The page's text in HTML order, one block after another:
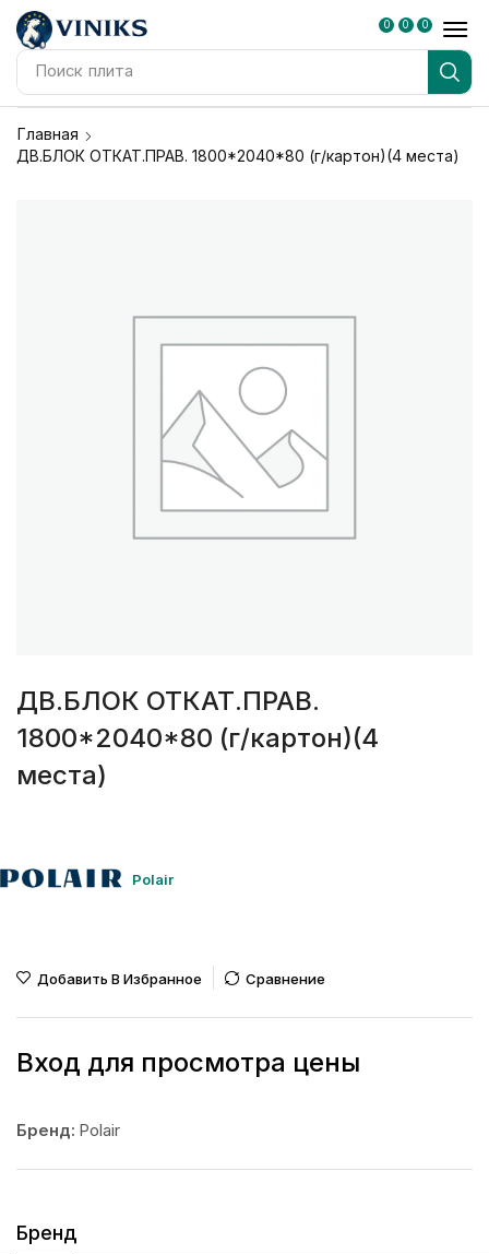
Поиск плита
0 0 0
Главная
ДВ.БЛОК ОТКАТ.ПРАВ. 1800*2040*80 (г/картон)(4 места)
ДВ.БЛОК ОТКАТ.ПРАВ.
1800*2040*80 (г/картон)(4
места)
Polair
Добавить В Избранное Сравнение
Вход для просмотра цены
Бренд: Polair
Бренд